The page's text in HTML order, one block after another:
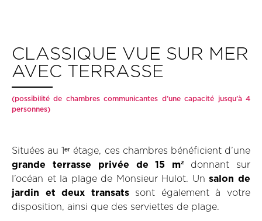
CLASSIQUE VUE SUR MER
AVEC TERRASSE
(possibilité de chambres communicantes d’une capacité jusqu’à 4
personnes)
Situées au 1ᵉʳ étage, ces chambres bénéficient d’une
grande terrasse privée de 15 m² donnant sur
l’océan et la plage de Monsieur Hulot. Unsalon de
jardin et deux transatssont également à votre
disposition, ainsi que des serviettes de plage.